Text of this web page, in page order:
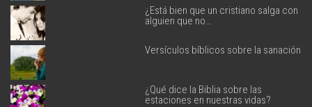
¿Está bien que un cristiano salga con
alguien que no…
Versículos bíblicos sobre la sanación
¿Qué dice la Biblia sobre las
estaciones en nuestras vidas?